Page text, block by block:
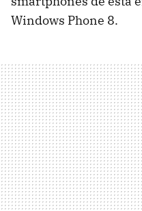
Windows Phone 8.